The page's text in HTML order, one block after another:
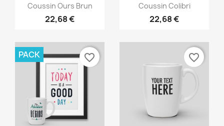
Aperçu rapide
Coussin Ours Brun
22,68 €
Aperçu rapide
Coussin Colibri
22,68 €
PACK favorite_border favorite_border